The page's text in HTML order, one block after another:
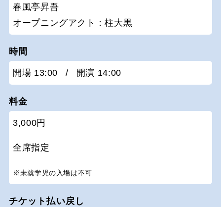
春風亭昇吾
オープニングアクト：柱大黒
時間
開場 13:00 / 開演 14:00
料金
3,000円
全席指定
※未就学児の入場は不可
チケット払い戻し